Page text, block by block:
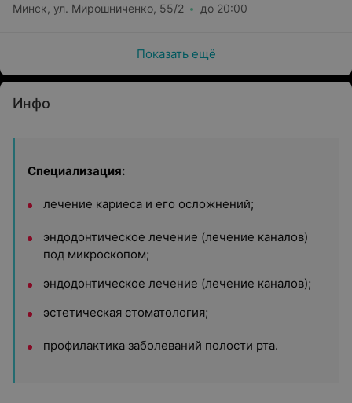
Минск, ул. Мирошниченко, 55/2 до 20:00
Показать ещё
Инфо
Специализация:
лечение кариеса и его осложнений;
эндодонтическое лечение (лечение каналов)
под микроскопом;
эндодонтическое лечение (лечение каналов);
эстетическая стоматология;
профилактика заболеваний полости рта.